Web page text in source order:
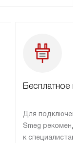
Бесплатное
Для
Smeg
к специалистам